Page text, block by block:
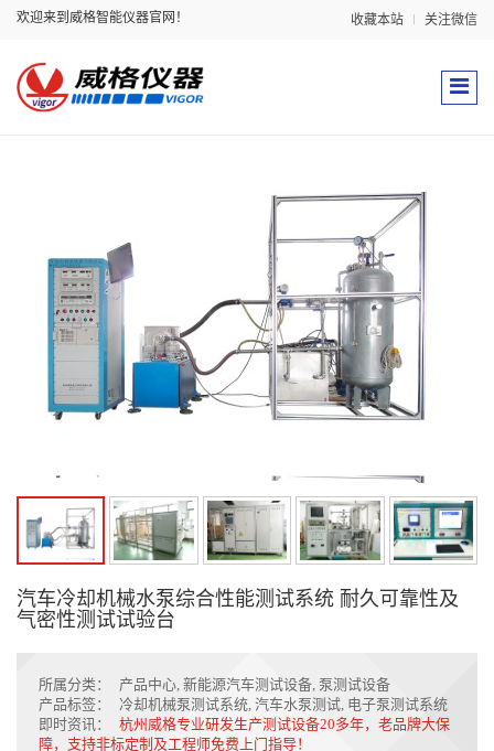
欢迎来到威格智能仪器官网！ 收藏本站 关注微信
汽车冷却机械水泵综合性能测试系统 耐久可靠性及
气密性测试试验台
所属分类： 产品中心, 新能源汽车测试设备, 泵测试设备
产品标签：
冷却机械泵测试系统, 汽车水泵测试, 电子泵测试系统
即时资讯：
杭州威格专业研发生产测试设备20多年，老品牌大保
障，支持非标定制及工程师免费上门指导！